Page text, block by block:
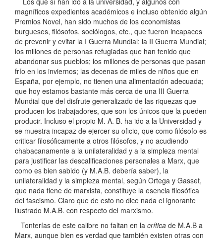
magníficos expedientes académicos e incluso obtenido algún
Premios Novel, han sido muchos de los economistas
burgueses, filósofos, sociólogos, etc., que fueron incapaces
de prevenir y evitar la I Guerra Mundial; la II Guerra Mundial;
los millones de personas refugiadas que han tenido que
abandonar sus pueblos; los millones de personas que pasan
frío en los inviernos; las decenas de miles de niños que en
España, por ejemplo, no tienen una alimentación adecuada;
que hoy estamos bastante más cerca de una III Guerra
Mundial que del disfrute generalizado de las riquezas que
producen los trabajadores, que son los únicos que la pueden
producir. Incluso el propio M. A. B. ha ido a la Universidad y
se muestra incapaz de ejercer su oficio, que como filósofo es
criticar filosóficamente a otros filósofos, y no acudiendo
chabacanamente a la unilateralidad y a la simpleza mental
para justificar las descalificaciones personales a Marx, que
como es bien sabido (y M.A.B. debería saber), la
unilateralidad y la simpleza mental, según Ortega y Gasset,
que nada tiene de marxista, constituye la esencia filosófica
del fascismo. Claro que de esto no dice nada el ignorante
ilustrado M.A.B. con respecto del marxismo.
Tonterías de este calibre no faltan en la crítica de M.A.B a
Marx, aunque bien es verdad que también existen otras con